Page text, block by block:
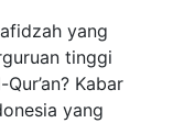
yang
tinggi
Kabar
yang